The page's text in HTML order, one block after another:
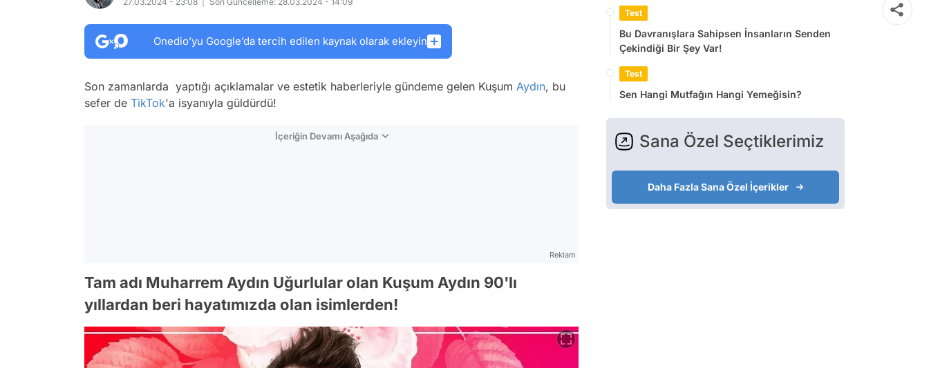
Onedio’yu Google’da tercih edilen kaynak olarak ekleyin
Son zamanlarda yaptığı açıklamalar ve estetik haberleriyle gündeme gelen Kuşum Aydın, bu
sefer de TikTok'a isyanıyla güldürdü!
İçeriğin Devamı Aşağıda
Reklam
Tam adı Muharrem Aydın Uğurlular olan Kuşum Aydın 90'lı
yıllardan beri hayatımızda olan isimlerden!
Test
Bu Davranışlara Sahipsen İnsanların Senden
Çekindiği Bir Şey Var!
Test
Sen Hangi Mutfağın Hangi Yemeğisin?
Sana Özel Seçtiklerimiz
Daha Fazla Sana Özel İçerikler